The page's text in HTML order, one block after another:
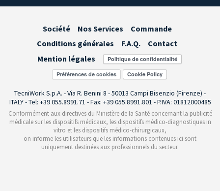
Société Nos Services
Commande
Conditions générales
F.A.Q.
Contact
Mention légales
Préférences de cookies
TecniWork S.p.A. - Via R. Benini 8 - 50013 Campi Bisenzio (Firenze) -
ITALY - Tel: +39 055.8991.71 - Fax: +39 055.8991.801 - P.IVA: 01812000485
Conformément aux directives du Ministère de la Santé concernant la publicité
médicale sur les dispositifs médicaux, les dispositifs médico-diagnostiques in
vitro et les dispositifs médico-chirurgicaux,
on informe les utilisateurs que les informations contenues ici sont
uniquement destinées aux professionnels du secteur.